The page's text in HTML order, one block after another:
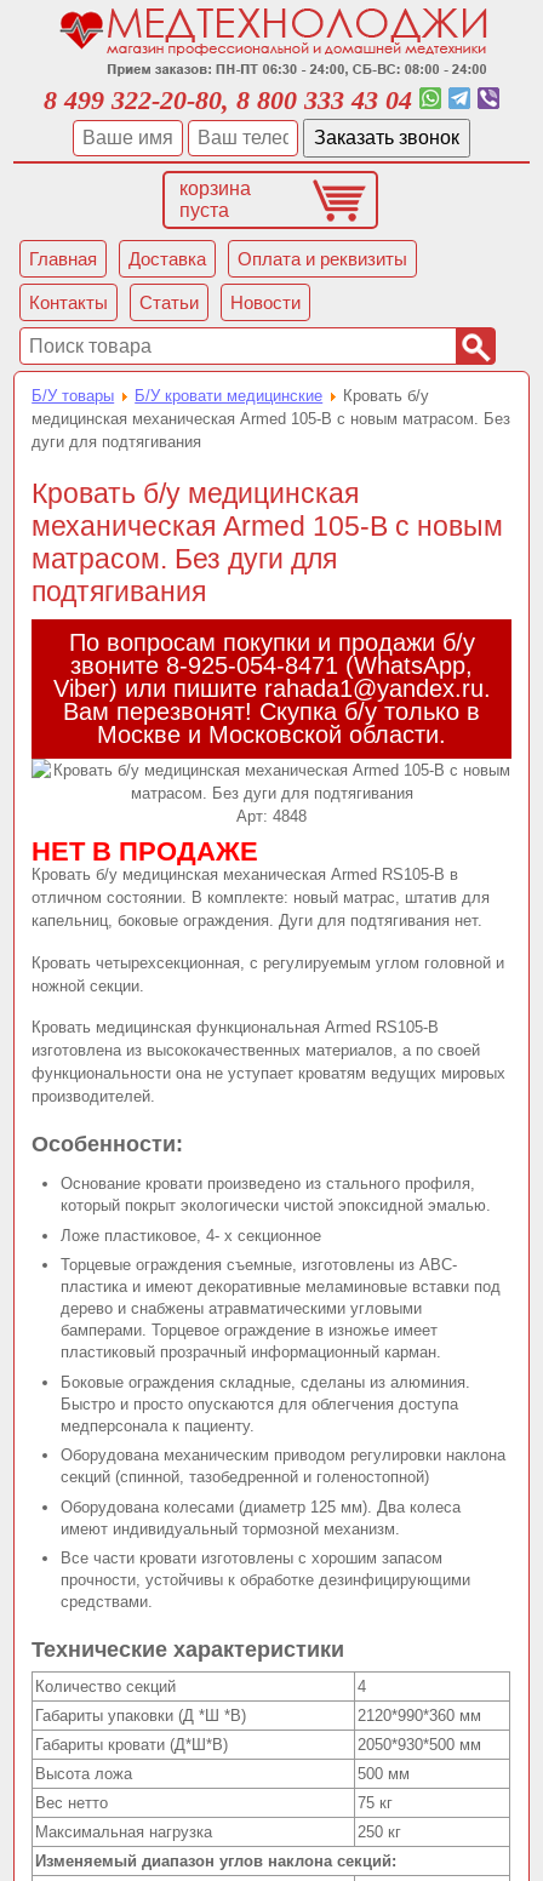
8 499 322-20-80, 8 800 333 43 04
корзина
пуста
Главная Доставка Оплата и реквизиты
Контакты Статьи Новости
Б/У товары Б/У кровати медицинские
Кровать б/у
медицинская механическая Armed 105-B с новым матрасом. Без
дуги для подтягивания
Кровать б/у медицинская
механическая Armed 105-B с новым
матрасом. Без дуги для
подтягивания
По вопросам покупки и продажи б/у
звоните 8-925-054-8471 (WhatsApp,
Viber) или пишите rahada1@yandex.ru.
Вам перезвонят! Скупка б/у только в
Москве и Московской области.
Арт: 4848
НЕТ В ПРОДАЖЕ
Кровать б/у медицинская механическая Armed RS105-В в
отличном состоянии. В комплекте: новый матрас, штатив для
капельниц, боковые ограждения. Дуги для подтягивания нет.
Кровать четырехсекционная, с регулируемым углом головной и
ножной секции.
Кровать медицинская функциональная Armed RS105-В
изготовлена из высококачественных материалов, а по своей
функциональности она не уступает кроватям ведущих мировых
производителей.
Особенности:
Основание кровати произведено из стального профиля,
который покрыт экологически чистой эпоксидной эмалью.
Ложе пластиковое, 4- х секционное
Торцевые ограждения съемные, изготовлены из АВС-
пластика и имеют декоративные меламиновые вставки под
дерево и снабжены атравматическими угловыми
бамперами. Торцевое ограждение в изножье имеет
пластиковый прозрачный информационный карман.
Боковые ограждения складные, сделаны из алюминия.
Быстро и просто опускаются для облегчения доступа
медперсонала к пациенту.
Оборудована механическим приводом регулировки наклона
секций (спинной, тазобедренной и голеностопной)
Оборудована колесами (диаметр 125 мм). Два колеса
имеют индивидуальный тормозной механизм.
Все части кровати изготовлены с хорошим запасом
прочности, устойчивы к обработке дезинфицирующими
средствами.
Технические характеристики
Количество секций
4
Габариты упаковки (Д *Ш *В)
2120*990*360 мм
Габариты кровати (Д*Ш*В)
2050*930*500 мм
Высота ложа
500 мм
Вес нетто
75 кг
Максимальная нагрузка
250 кг
Изменяемый диапазон углов наклона секций: